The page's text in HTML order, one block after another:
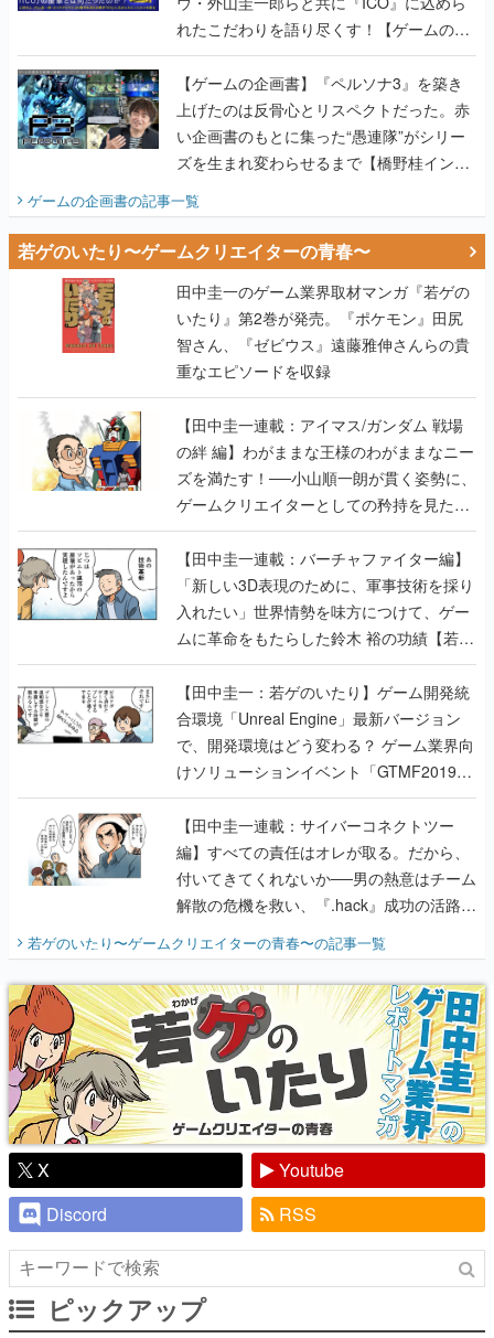
れたこだわりを語り尽くす！【ゲームの企
画書】
【ゲームの企画書】『ペルソナ3』を築き
上げたのは反骨心とリスペクトだった。赤
い企画書のもとに集った“愚連隊”がシリー
ズを生まれ変わらせるまで【橋野桂インタ
ビュー】
ゲームの企画書の記事一覧
若ゲのいたり〜ゲームクリエイターの青春〜
田中圭一のゲーム業界取材マンガ『若ゲの
いたり』第2巻が発売。『ポケモン』田尻
智さん、『ゼビウス』遠藤雅伸さんらの貴
重なエピソードを収録
【田中圭一連載：アイマス/ガンダム 戦場
の絆 編】わがままな王様のわがままなニー
ズを満たす！──小山順一朗が貫く姿勢に、
ゲームクリエイターとしての矜持を見た
【若ゲのいたり最終回】
【田中圭一連載：バーチャファイター編】
「新しい3D表現のために、軍事技術を採り
入れたい」世界情勢を味方につけて、ゲー
ムに革命をもたらした鈴木 裕の功績【若ゲ
のいたり】
【田中圭一：若ゲのいたり】ゲーム開発統
合環境「Unreal Engine」最新バージョン
で、開発環境はどう変わる？ ゲーム業界向
けソリューションイベント「GTMF2019」
に行って、より理解を深めよう【PR】
【田中圭一連載：サイバーコネクトツー
編】すべての責任はオレが取る。だから、
付いてきてくれないか──男の熱意はチーム
解散の危機を救い、『.hack』成功の活路を
開く。業界の快男児・松山 洋に流れる血は
『少年ジャンプ』色だった【若ゲのいた
り】
若ゲのいたり〜ゲームクリエイターの青春〜の記事一覧
X
Youtube
Discord
RSS
ピックアップ